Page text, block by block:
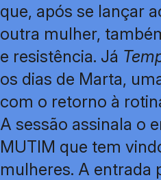
que, após se lançar
outra mulher,
e resistência. Já
os dias de Marta,
com o retorno à
A sessão assinala o
MUTIM que tem
mulheres. A entrada